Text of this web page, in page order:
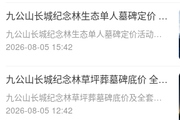
然的尊重日益加深，草坪葬墓碑作为一种环
保、经济的殡葬方式，逐渐受到
九公山长城纪念林生态单人墓碑定价 活
动直降数千福利丰厚详解
九公山长城纪念林生态单人墓碑定价活动：
直降数千，福利丰厚详解☎ 九公山陵园电
纪念方式有了更多的选择和需求。九公山长
城纪念林作为一家专业的纪念陵园，
2026-08-05 15:42
九公山长城纪念林草坪葬墓碑底价 全套
下葬打包优惠同步享详解
九公山长城纪念林草坪葬墓碑底价及全套下
葬打包优惠详解☎ 九公山陵园电话:400-838-
2026-08-05 12:42